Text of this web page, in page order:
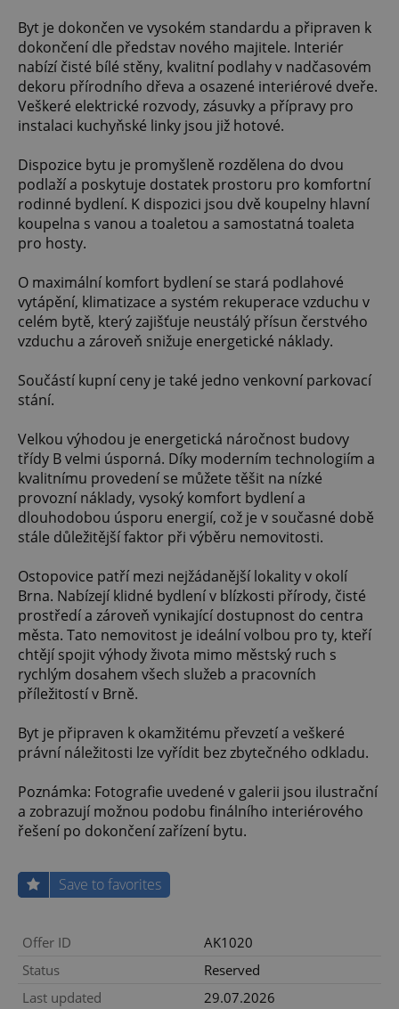
Byt je dokončen ve vysokém standardu a připraven k
dokončení dle představ nového majitele. Interiér
nabízí čisté bílé stěny, kvalitní podlahy v nadčasovém
dekoru přírodního dřeva a osazené interiérové dveře.
Veškeré elektrické rozvody, zásuvky a přípravy pro
instalaci kuchyňské linky jsou již hotové.
Dispozice bytu je promyšleně rozdělena do dvou
podlaží a poskytuje dostatek prostoru pro komfortní
rodinné bydlení. K dispozici jsou dvě koupelny hlavní
koupelna s vanou a toaletou a samostatná toaleta
pro hosty.
O maximální komfort bydlení se stará podlahové
vytápění, klimatizace a systém rekuperace vzduchu v
celém bytě, který zajišťuje neustálý přísun čerstvého
vzduchu a zároveň snižuje energetické náklady.
Součástí kupní ceny je také jedno venkovní parkovací
stání.
Velkou výhodou je energetická náročnost budovy
třídy B velmi úsporná. Díky moderním technologiím a
kvalitnímu provedení se můžete těšit na nízké
provozní náklady, vysoký komfort bydlení a
dlouhodobou úsporu energií, což je v současné době
stále důležitější faktor při výběru nemovitosti.
Ostopovice patří mezi nejžádanější lokality v okolí
Brna. Nabízejí klidné bydlení v blízkosti přírody, čisté
prostředí a zároveň vynikající dostupnost do centra
města. Tato nemovitost je ideální volbou pro ty, kteří
chtějí spojit výhody života mimo městský ruch s
rychlým dosahem všech služeb a pracovních
příležitostí v Brně.
Byt je připraven k okamžitému převzetí a veškeré
právní náležitosti lze vyřídit bez zbytečného odkladu.
Poznámka: Fotografie uvedené v galerii jsou ilustrační
a zobrazují možnou podobu finálního interiérového
řešení po dokončení zařízení bytu.
Save to favorites
Offer ID
AK1020
Status
Reserved
Last updated
29.07.2026